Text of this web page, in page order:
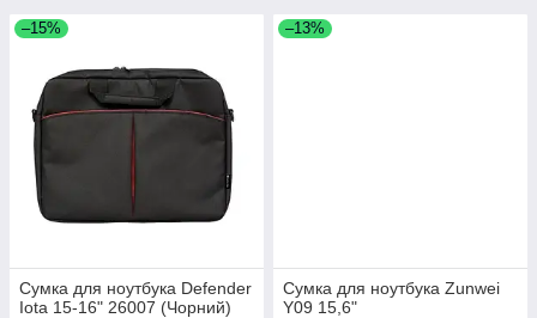
–15%
Сумка для ноутбука Defender
Iota 15-16" 26007 (Чорний)
–13%
Сумка для ноутбука Zunwei
Y09 15,6"